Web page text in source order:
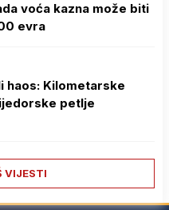
voća kazna može biti
evra
haos: Kilometarske
petlje
VIJESTI